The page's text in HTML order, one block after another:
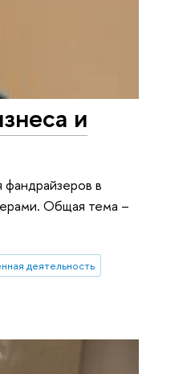
и
в
Общая тема –
деятельность